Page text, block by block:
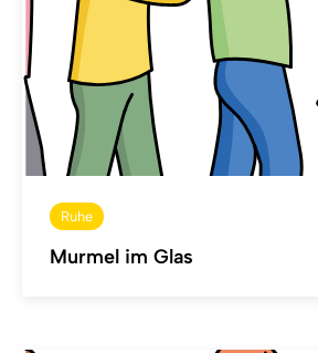
Ruhe
Murmel im Glas